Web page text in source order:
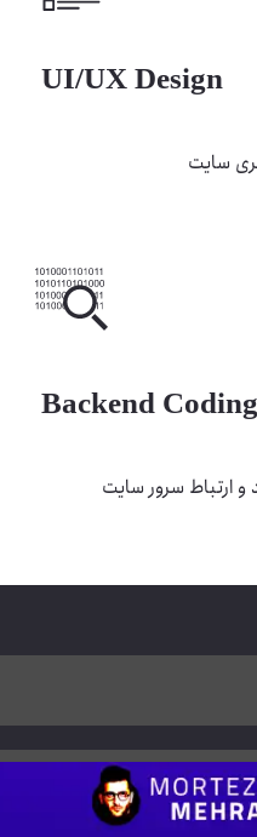
UI/UX Design
سایت
Backend Coding
ارتباط سرور سایت